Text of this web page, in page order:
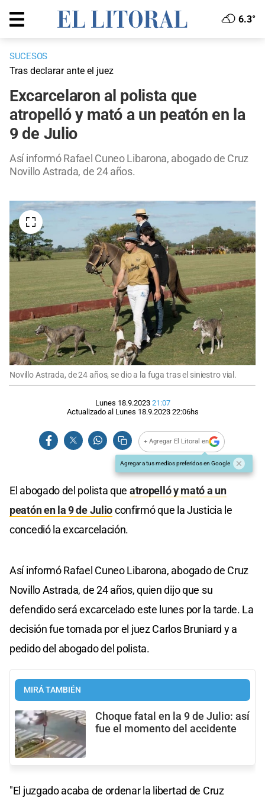
6.3°
SUCESOS
Tras declarar ante el juez
Excarcelaron al polista que
atropelló y mató a un peatón en la
9 de Julio
Así informó Rafael Cuneo Libarona, abogado de Cruz
Novillo Astrada, de 24 años.
Novillo Astrada, de 24 años, se dio a la fuga tras el siniestro vial.
Lunes 18.9.2023 21:07
Actualizado al Lunes 18.9.2023 22:06hs
+ Agregar El Litoral en
Agregar a tus medios preferidos en Google
El abogado del polista que atropelló y mató a un
peatón en la 9 de Julioconfirmó que la Justicia le
concedió la excarcelación.
Así informó Rafael Cuneo Libarona, abogado de Cruz
Novillo Astrada, de 24 años, quien dijo que su
defendido será excarcelado este lunes por la tarde. La
decisión fue tomada por el juez Carlos Bruniard y a
pedido del abogado del polista.
MIRÁ TAMBIÉN
Choque fatal en la 9 de Julio: así
fue el momento del accidente
"El juzgado acaba de ordenar la libertad de Cruz